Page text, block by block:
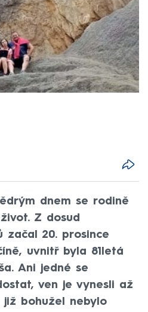
dnem se rodině
Z dosud
začal 20. prosince
uvnitř byla 81letá
Ani jedné se
ven je vynesli až
již bohužel nebylo